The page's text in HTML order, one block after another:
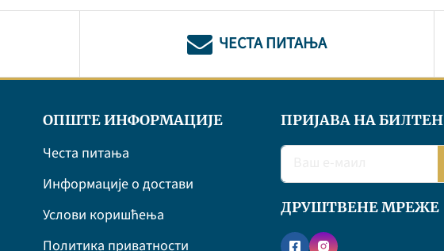
ЧЕСТА ПИТАЊА
ОПШТЕ ИНФОРМАЦИЈЕ
Честа питања
Информације о достави
Услови коришћења
Политика приватности
ПРИЈАВА НА БИЛТЕН
ДРУШТВЕНЕ МРЕЖЕ